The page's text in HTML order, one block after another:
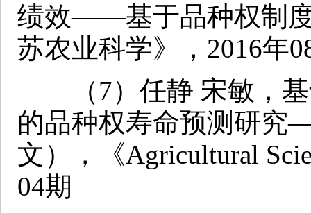
绩效——基于品种权制
苏农业科学》，2016年
（7）任静 宋敏，基
的品种权寿命预测研
文），《Agricultural
04期